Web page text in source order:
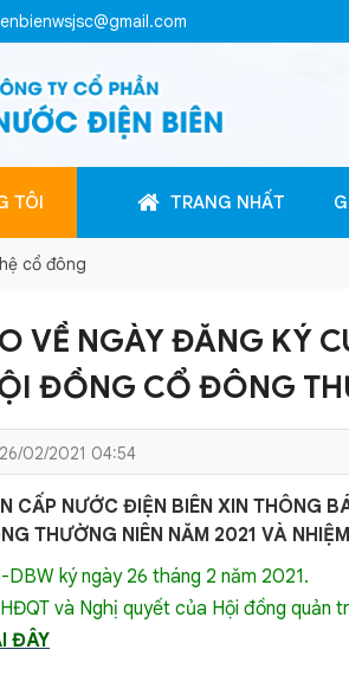
TÔI TRANG NHẤT
cổ đông
VỀ NGÀY ĐĂNG KÝ
ĐỒNG CỔ ĐÔNG
02/2021 04:54
CẤP NƯỚC ĐIỆN BIÊN XIN THÔNG
THƯỜNG NIÊN NĂM 2021 VÀ
DBW ký ngày 26 tháng 2 năm 2021.
và Nghị quyết của Hội đồng quản
ĐÂY